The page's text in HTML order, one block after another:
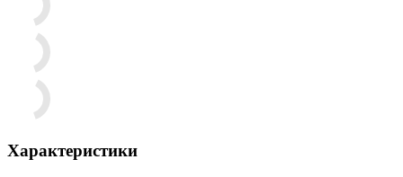
Характеристики